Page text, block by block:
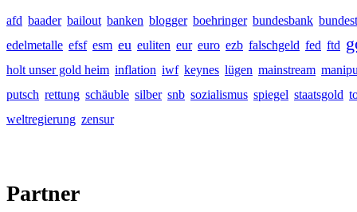
afd baader bailout banken blogger boehringer bundesbank
edelmetalle efsf esm eu euliten eur euro ezb falschgeld fed ftd
holt unser gold heim inflation iwf keynes lügen mainstream
putsch rettung schäuble silber snb sozialismus spiegel staatsgold
weltregierung zensur
Partner